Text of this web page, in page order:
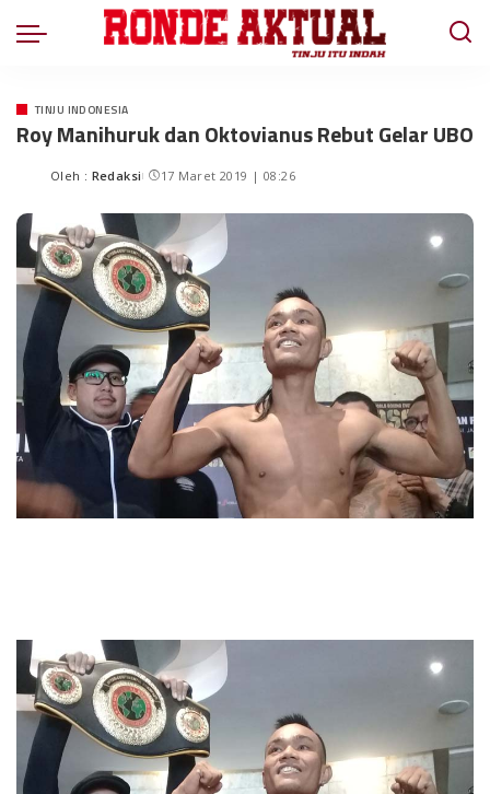
TINJU INDONESIA
Roy Manihuruk dan Oktovianus Rebut Gelar UBO
Oleh : Redaksi 17 Maret 2019 | 08:26